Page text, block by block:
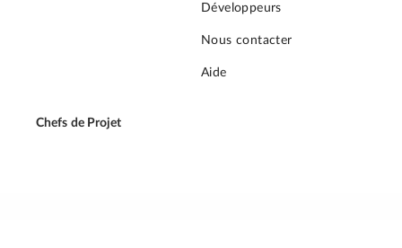
Développeurs
Nous contacter
Aide
Chefs de Projet